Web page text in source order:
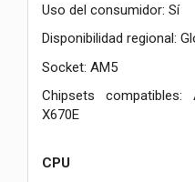
Uso del consumidor: Sí
Disponibilidad regional:
Socket: AM5
Chipsets compatibles:
X670E
CPU